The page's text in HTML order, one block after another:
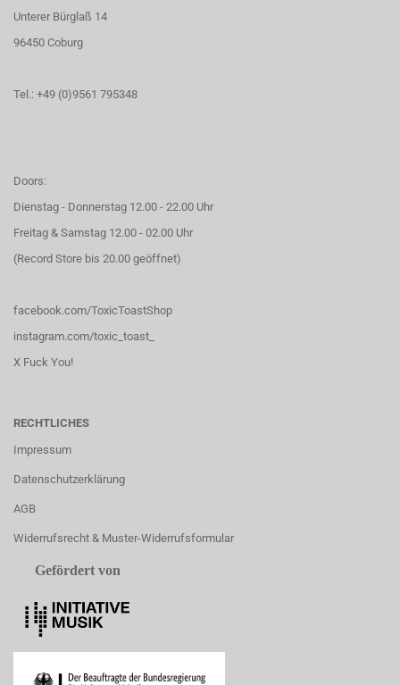
Unterer Bürglaß 14
96450 Coburg
Tel.: +49 (0)9561 795348
Doors:
Dienstag - Donnerstag 12.00 - 22.00 Uhr
Freitag & Samstag 12.00 - 02.00 Uhr
(Record Store bis 20.00 geöffnet)
facebook.com/ToxicToastShop
instagram.com/toxic_toast_
X Fuck You!
RECHTLICHES
Impressum
Datenschutzerklärung
AGB
Widerrufsrecht & Muster-Widerrufsformular
Gefördert von